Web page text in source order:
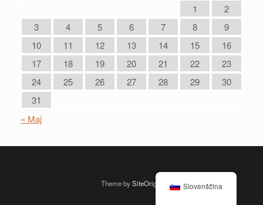
1
2
3
4 5 6 7 8
9
10
11 12 13 14 15
16
17
18 19 20 21 22
23
24
25 26 27 28 29
30
31
« Maj
Theme bySiteOrigin Slovenščina